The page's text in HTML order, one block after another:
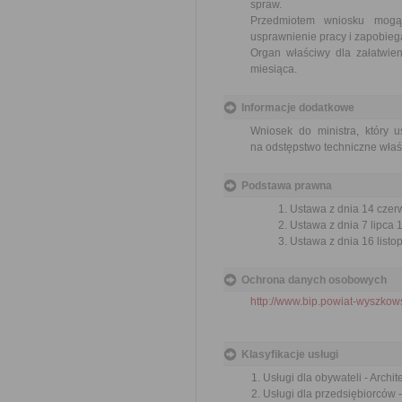
spraw.
Przedmiotem wniosku
usprawnienie pracy i
Organ właściwy dla
miesiąca.
Informacje dodatkowe
Wniosek do ministra, który
na odstępstwo techniczne
Podstawa prawna
Ustawa z dnia 14
Ustawa z dnia 7 lipca
Ustawa z dnia 16
Ochrona danych osobowych
http://www.bip.powiat-
Klasyfikacje usługi
Usługi dla obywateli -
Usługi dla